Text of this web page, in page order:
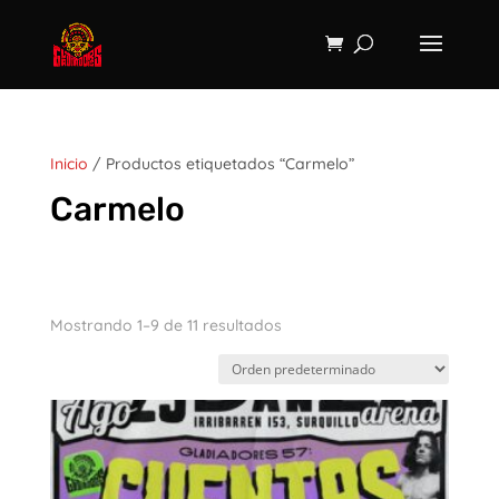
Inicio / Productos etiquetados “Carmelo”
Carmelo
Mostrando 1–9 de 11 resultados